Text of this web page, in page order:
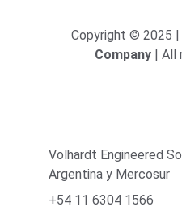
Copyright © 2025 |
Company | All
Volhardt Engineered
Argentina y Mercosur
+54 11 6304 1566